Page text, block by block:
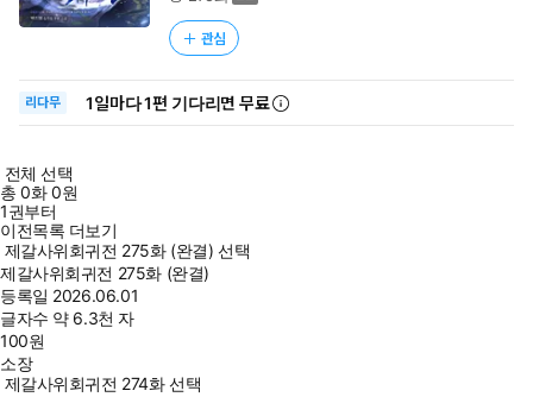
관심
리다무 1일마다1편 기다리면 무료
전체 선택
총0화0원
1권부터
이전목록 더보기
제갈사위회귀전 275화 (완결) 선택
제갈사위회귀전 275화 (완결)
등록일 2026.06.01
글자수 약 6.3천 자
100원
소장
제갈사위회귀전 274화 선택